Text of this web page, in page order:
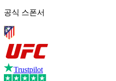
공식 스폰서
Trustpilot